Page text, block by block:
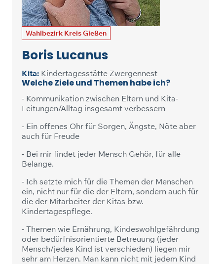
Wahlbezirk Kreis Gießen
Boris Lucanus
Kita: Kindertagesstätte Zwergennest
Welche Ziele und Themen habe ich?
- Kommunikation zwischen Eltern und Kita-
Leitungen/Alltag insgesamt verbessern
- Ein offenes Ohr für Sorgen, Ängste, Nöte aber
auch für Freude
- Bei mir findet jeder Mensch Gehör, für alle
Belange.
- Ich setzte mich für die Themen der Menschen
ein, nicht nur für die der Eltern, sondern auch für
die der Mitarbeiter der Kitas bzw.
Kindertagespflege.
- Themen wie Ernährung, Kindeswohlgefährdung
oder bedürfnisorientierte Betreuung (jeder
Mensch/jedes Kind ist verschieden) liegen mir
sehr am Herzen. Man kann nicht mit jedem Kind